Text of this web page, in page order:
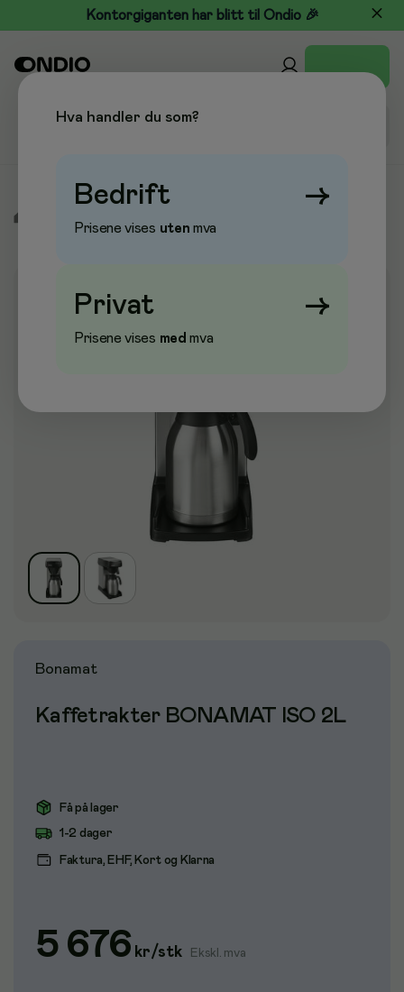
Kontorgiganten har blitt til Ondio 🎉
Bonamat
Kaffetrakter BONAMAT ISO 2L
Få på lager
1-2 dager
Faktura, EHF, Kort og Klarna
5 676 kr/stk Ekskl. mva
Hva handler du som?
Bedrift →
Prisene vises uten mva
Privat →
Prisene vises med mva